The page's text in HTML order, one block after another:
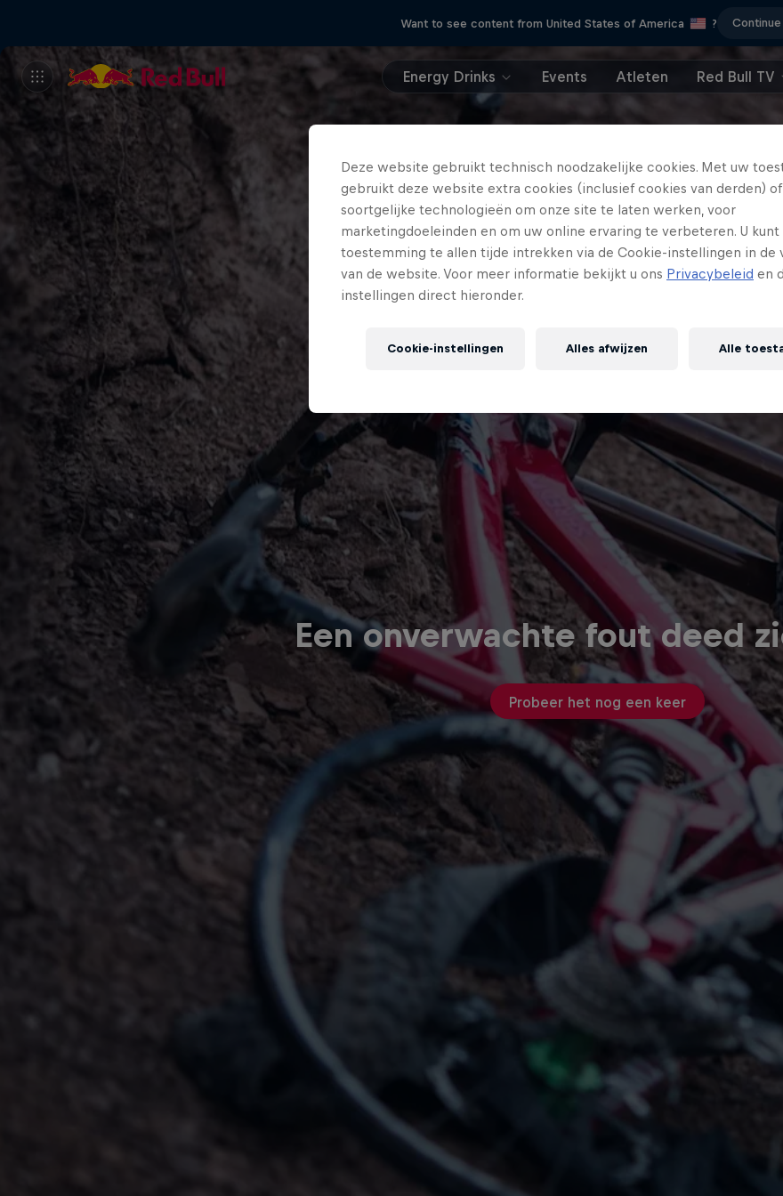
Want to see content from United States of America ? Continue
Energy Drinks Events Atleten Red Bull TV
Een onverwachte fout deed
Probeer het nog een keer
Deze website gebruikt technisch noodzakelijke cookies. Met uw
gebruikt deze website extra cookies (inclusief cookies van derden) of
soortgelijke technologieën om onze site te laten werken, voor
marketingdoeleinden en om uw online ervaring te verbeteren. U kunt
toestemming te allen tijde intrekken via de Cookie-instellingen in de
van de website. Voor meer informatie bekijkt u ons Privacybeleid en
instellingen direct hieronder.
Cookie-instellingen Alles afwijzen Alle